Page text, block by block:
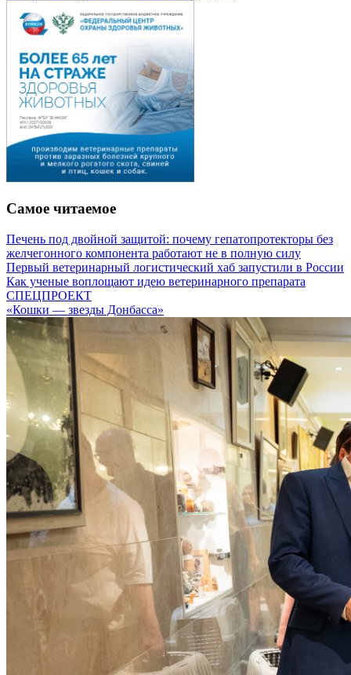
Самое читаемое
Печень под двойной защитой: почему гепатопротекторы без
желчегонного компонента работают не в полную силу
Первый ветеринарный логистический хаб запустили в России
Как ученые воплощают идею ветеринарного препарата
СПЕЦПРОЕКТ
«Кошки — звезды Донбасса»